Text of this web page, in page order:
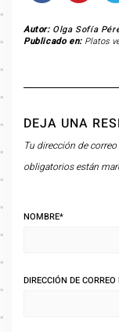
Autor: Olga Sofía
Publicado en: Platos
DEJA UNA
Tu dirección de
obligatorios están
NOMBRE*
DIRECCIÓN DE